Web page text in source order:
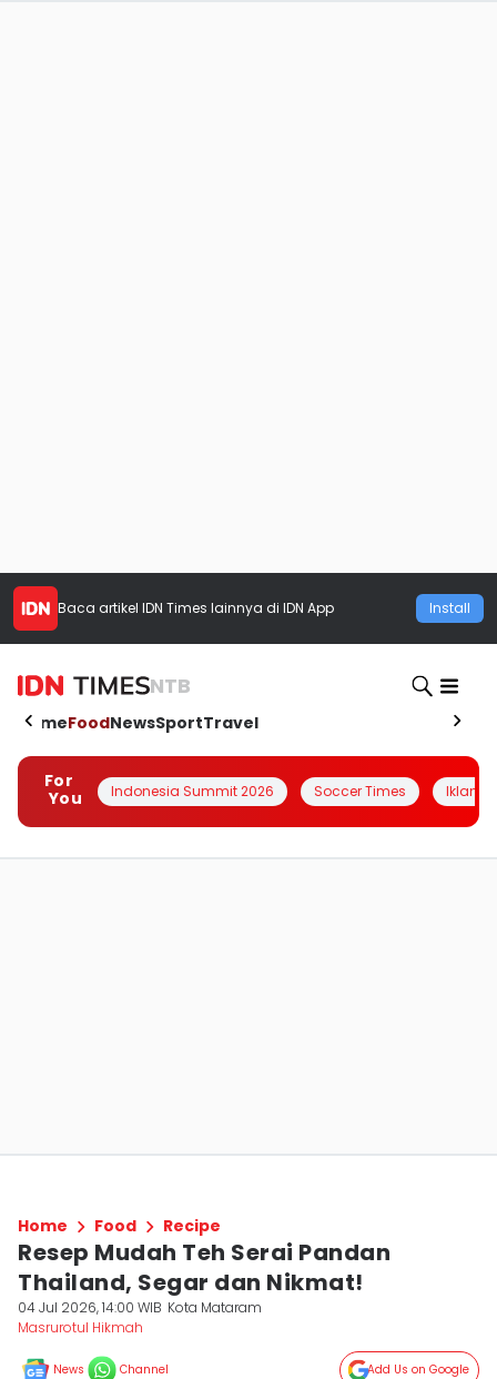
Baca artikel IDN Times lainnya di IDN App Install
NTB
HomeFoodNewsSportTravel
For
You
Indonesia Summit 2026 Soccer Times Iklanin
Home Food Recipe
Resep Mudah Teh Serai Pandan
Thailand, Segar dan Nikmat!
04 Jul 2026, 14:00 WIB Kota Mataram
Masrurotul Hikmah
News Channel Add Us on Google